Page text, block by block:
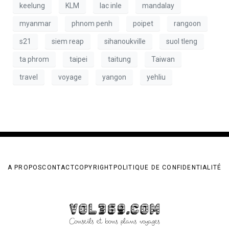
keelung KLM lac inle mandalay
myanmar phnom penh poipet rangoon
s21 siem reap sihanoukville suol tleng
ta phrom taipei taitung Taiwan
travel voyage yangon yehliu
A PROPOSCONTACTCOPYRIGHT POLITIQUE DE CONFIDENTIALITÉ